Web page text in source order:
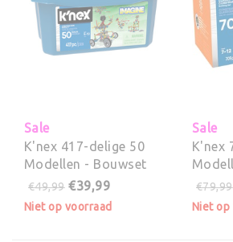
Sale
K'nex 417-delige 50
Modellen - Bouwset
€49,99 €39,99
Niet op voorraad
Sale
K'nex
€79,99
Niet op